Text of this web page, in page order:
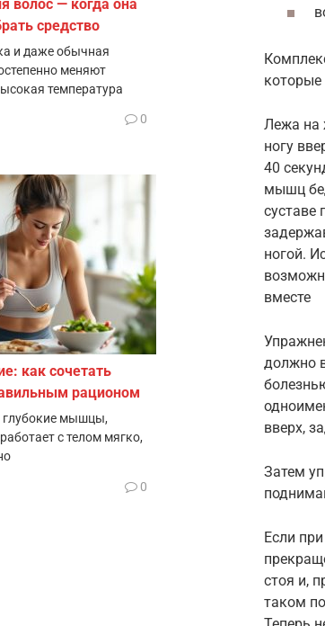
которые
Лежа на
ногу
40
мышц
суставе
ногой.
вместе
должно
вверх,
Затем
Если
стоя и,
таком
волос — когда она
средство
и даже обычная
меняют
температура
0
как сочетать
рационом
глубокие мышцы,
с телом мягко,
0